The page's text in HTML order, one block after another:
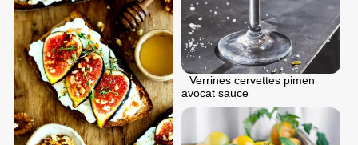
Verrines cervettes pimen
avocat sauce